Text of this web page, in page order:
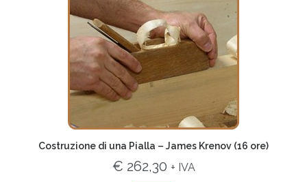
Costruzione di una Pialla – James Krenov (16 ore)
€ 262,30 + IVA